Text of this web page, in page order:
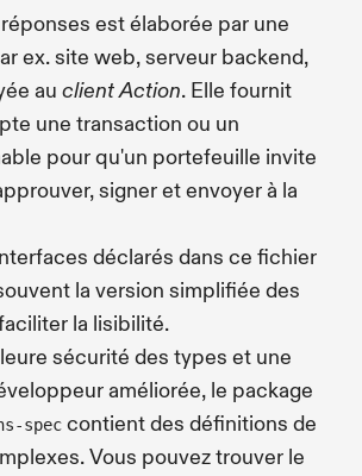
est élaborée par une
ex. site web, serveur backend,
au client Action. Elle fournit
une transaction ou un
pour qu'un portefeuille invite
signer et envoyer à la
déclarés dans ce fichier
la version simplifiée des
la lisibilité.
sécurité des types et une
améliorée, le package
spec contient des définitions de
Vous pouvez trouver le